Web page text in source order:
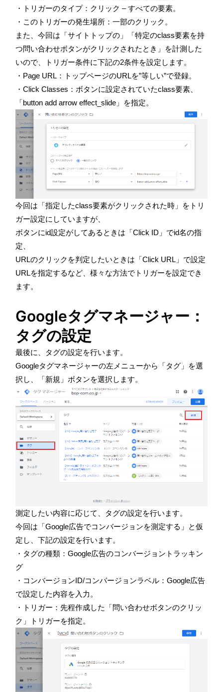
・トリガーのタイプ：クリック –すべての要素。
・このトリガーの発生場所：一部のクリック。
また、今回は「サイトトップの」「特定のclass要素を持
つ問い合わせボタンがクリックされたとき」を計測した
いので、トリガー条件に下記の2条件を設定します。
・ Page URL ：トップページのURLを”等しい”で登録。
・ Click Classes ：ボタンに設定されていたclass要素、
「button add arrow effect_slide」を指定。
今回は「指定したclass要素がクリックされた時」をトリ
ガー設定にしていますが、
ボタンにid設定がしてあるときは「Click ID 」でid名の指
定、
URLのクリックを判定したいときは「Click URL 」で設定
URLを指定するなど、様々な方法でトリガーを設定でき
ます。
Googleタグマネージャー：
タグの設定
最後に、タグの設定を行います。
Googleタグマネージャーの左メニューから「タグ」を選
択し、「新規」ボタンを選択します。
測定したい内容に応じて、タグの設定を行います。
今回は「Google広告でコンバージョンを測定する」と仮
定し、下記の設定を行います。
・タグの種類： Google広告のコンバージョントラッキン
グ
・コンバージョンID/コンバージョンラベル： Google広告
で設定した内容を入力。
・トリガー：先程作成した「問い合わせボタンのクリッ
ク」トリガーを指定。